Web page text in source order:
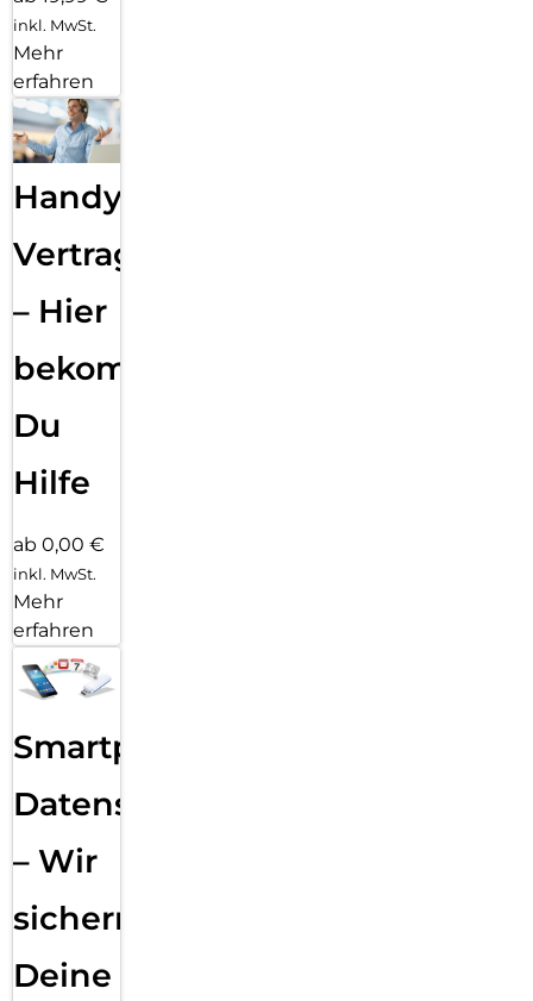
inkl. MwSt.
Mehr
erfahren
Handy
Vertragsabwicklung
– Hier
bekommst
Du
Hilfe
ab 0,00 €
inkl. MwSt.
Mehr
erfahren
Smartphone
Datensicherung
– Wir
sichern
Deine